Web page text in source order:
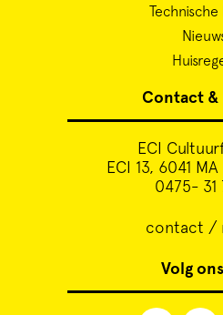
Technische
Contact
ECI
ECI 13, 6041
0475- 31
contact /
Volg